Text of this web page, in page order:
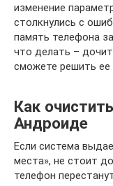
изменение
столкнулись с
память телефона
что делать –
сможете решить ее
Как
Андроиде
Если система
места», не стоит
телефон